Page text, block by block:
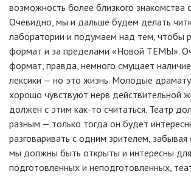
возможность более близкого знакомства
Очевидно, мы и дальше будем делать
лаборатории и подумаем над тем, чтобы
формат и за пределами «Новой ТЕМЫ».
формат, правда, немного смущает
лексики — но это жизнь. Молодые
хорошо чувствуют нерв действительной
должен с этим как-то считаться. Театр
разным — только тогда он будет
разговаривать с одним зрителем, забывая
мы должны быть открыты и интересны
подготовленных и неподготовленных,